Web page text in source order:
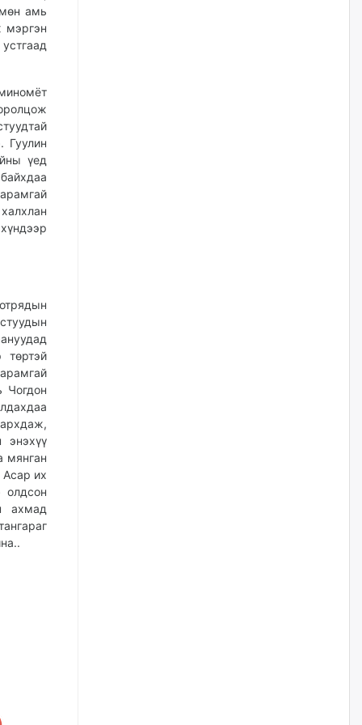
амь
мэргэн
Гуулин
үед
төртэй
Чогдон
энэхүү
мянган
Асар их
олдсон
ахмад